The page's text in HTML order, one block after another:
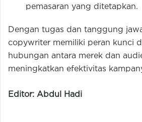
pemasaran yang ditetapkan.
Dengan tugas dan tanggung
copywriter memiliki peran kunci
hubungan antara merek dan
meningkatkan efektivitas
Editor: Abdul Hadi